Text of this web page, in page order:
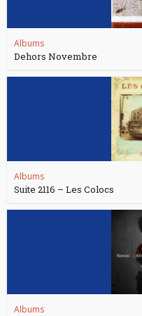
Albums
Dehors Novembre
Albums
Suite 2116 – Les Colocs
Albums